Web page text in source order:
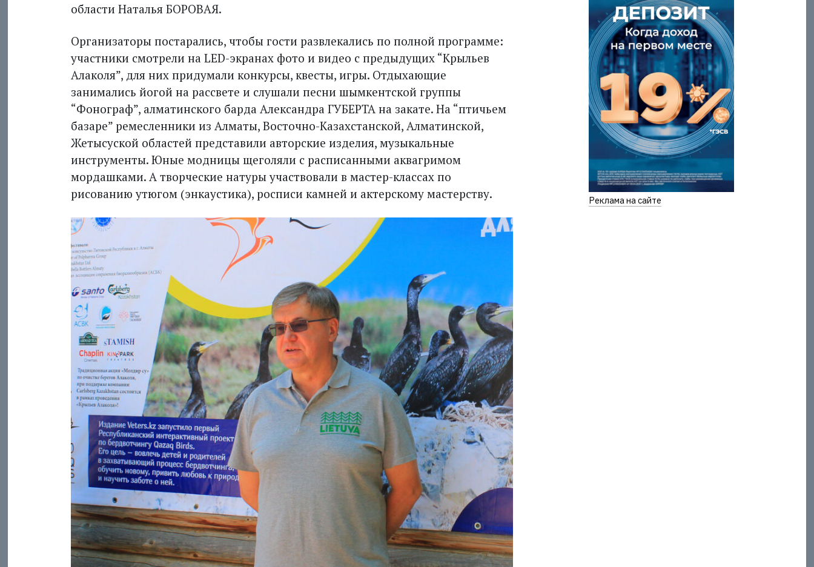
области Наталья БОРОВАЯ.
Организаторы постарались, чтобы гости развлекались по полной программе:
участники смотрели на LED-экранах фото и видео с предыдущих “Крыльев
Алаколя”, для них придумали конкурсы, квесты, игры. Отдыхающие
занимались йогой на рассвете и слушали песни шымкентской группы
“Фонограф”, алматинского барда Александра ГУБЕРТА на закате. На “птичьем
базаре” ремесленники из Алматы, Восточно-Казахстанской, Алматинской,
Жетысуской областей представили авторские изделия, музыкальные
инструменты. Юные модницы щеголяли с расписанными аквагримом
мордашками. А творческие натуры участвовали в мастер-классах по
рисованию утюгом (энкаустика), росписи камней и актерскому мастерству.
Реклама на сайте